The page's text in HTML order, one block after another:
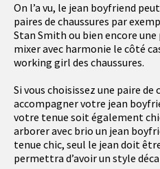
On l’a vu, le jean boyfriend
paires de chaussures par
Stan Smith ou bien encore
mixer avec harmonie le côté
working girl des chaussures.
Si vous choisissez une paire de
accompagner votre jean
votre tenue soit également
arborer avec brio un jean
tenue chic, seul le jean doit
permettra d’avoir un style